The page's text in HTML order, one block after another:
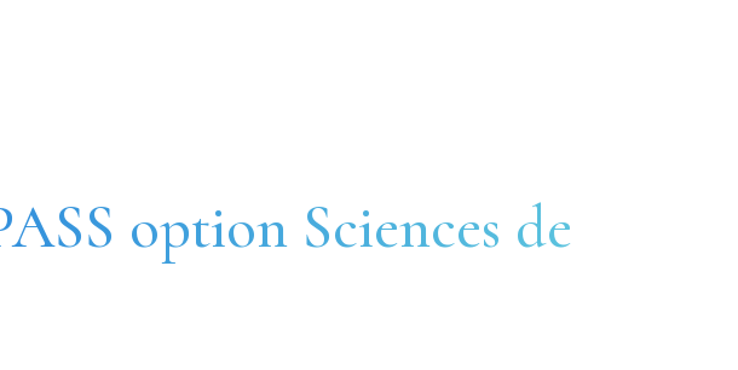
option Sciences de